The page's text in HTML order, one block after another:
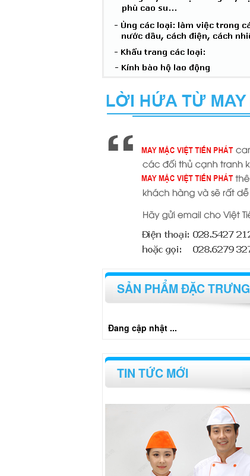
SẢN PHẨM ĐẶC TRƯNG
Đang cập nhật ...
TIN TỨC MỚI